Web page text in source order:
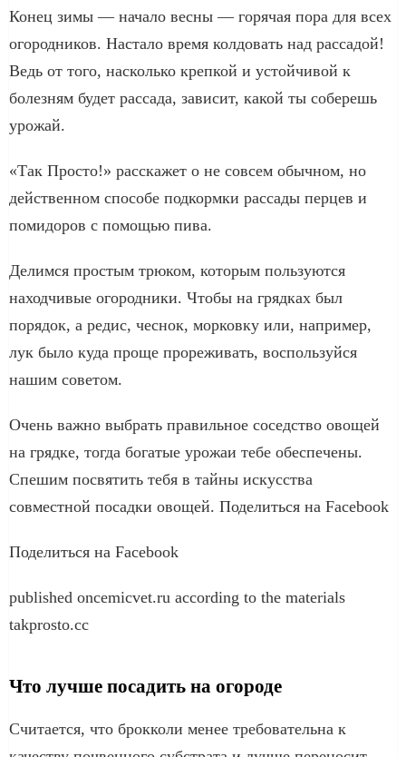
Конец зимы — начало весны — горячая пора для всех
огородников. Настало время колдовать над рассадой!
Ведь от того, насколько крепкой и устойчивой к
болезням будет рассада, зависит, какой ты соберешь
урожай.
«Так Просто!» расскажет о не совсем обычном, но
действенном способе подкормки рассады перцев и
помидоров с помощью пива.
Делимся простым трюком, которым пользуются
находчивые огородники. Чтобы на грядках был
порядок, а редис, чеснок, морковку или, например,
лук было куда проще прореживать, воспользуйся
нашим советом.
Очень важно выбрать правильное соседство овощей
на грядке, тогда богатые урожаи тебе обеспечены.
Спешим посвятить тебя в тайны искусства
совместной посадки овощей. Поделиться на Facebook
Поделиться на Facebook
published oncemicvet.ru according to the materials
takprosto.cc
Что лучше посадить на огороде
Считается, что брокколи менее требовательна к